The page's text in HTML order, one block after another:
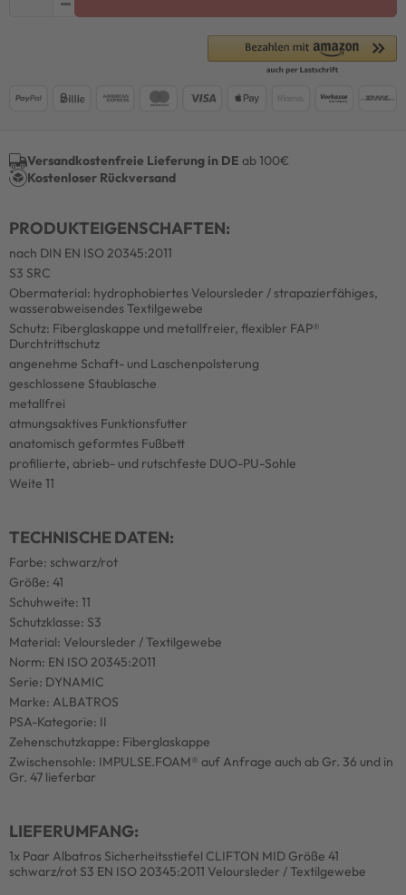
Versandkostenfreie Lieferung in DE ab 100€
Kostenloser Rückversand
PRODUKTEIGENSCHAFTEN:
nach DIN EN ISO 20345:2011
S3 SRC
Obermaterial: hydrophobiertes Veloursleder / strapazierfähiges,
wasserabweisendes Textilgewebe
Schutz: Fiberglaskappe und metallfreier, flexibler FAP®
Durchtrittschutz
angenehme Schaft- und Laschenpolsterung
geschlossene Staublasche
metallfrei
atmungsaktives Funktionsfutter
anatomisch geformtes Fußbett
profilierte, abrieb- und rutschfeste DUO-PU-Sohle
Weite 11
TECHNISCHE DATEN:
Farbe: schwarz/rot
Größe: 41
Schuhweite: 11
Schutzklasse: S3
Material: Veloursleder / Textilgewebe
Norm: EN ISO 20345:2011
Serie: DYNAMIC
Marke: ALBATROS
PSA-Kategorie: II
Zehenschutzkappe: Fiberglaskappe
Zwischensohle: IMPULSE.FOAM® auf Anfrage auch ab Gr. 36 und in
Gr. 47 lieferbar
LIEFERUMFANG:
1x Paar Albatros Sicherheitsstiefel CLIFTON MID Größe 41
schwarz/rot S3 EN ISO 20345:2011 Veloursleder / Textilgewebe